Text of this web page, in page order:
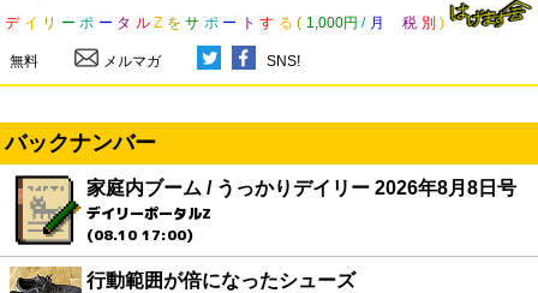
デ イ リ ー ポ ー タ ル Z を サ ポ ー ト す る ( 1,000円 / 月 税 別 )
無料 メルマガ SNS!
バックナンバー
家庭内ブーム / うっかりデイリー 2026年8月8日号
デイリーポータルZ
(08.10 17:00)
行動範囲が倍になったシューズ